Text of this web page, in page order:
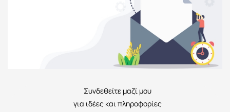
Συνδεθείτε μαζί μου
για ιδέες και πληροφορίες